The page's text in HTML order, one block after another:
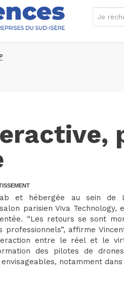
et hébergée au sein de
parisien Viva Technology,
“Les retours se sont
affirme
entre le réel et le
des pilotes de
notamment